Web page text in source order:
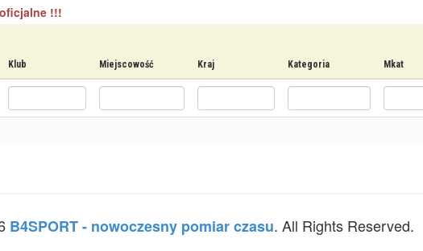
!!!
Klub Miejscowość Kraj Kategoria Mkat
B4SPORT - nowoczesny pomiar czasu. All Rights Reserved.